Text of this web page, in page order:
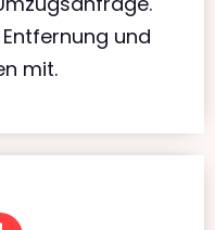
und
mit.